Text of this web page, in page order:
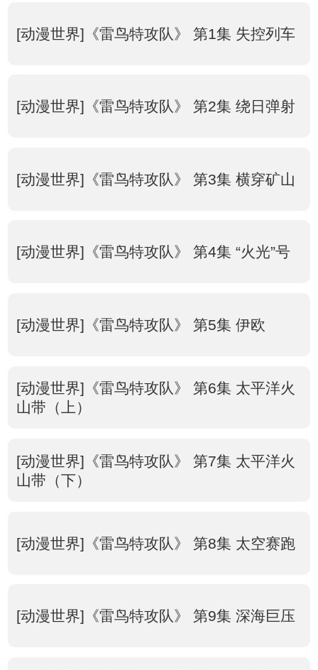
[动漫世界]《雷鸟特攻队》 第1集 失控列车
[动漫世界]《雷鸟特攻队》 第2集 绕日弹射
[动漫世界]《雷鸟特攻队》 第3集 横穿矿山
[动漫世界]《雷鸟特攻队》 第4集 “火光”号
[动漫世界]《雷鸟特攻队》 第5集 伊欧
[动漫世界]《雷鸟特攻队》 第6集 太平洋火
山带（上）
[动漫世界]《雷鸟特攻队》 第7集 太平洋火
山带（下）
[动漫世界]《雷鸟特攻队》 第8集 太空赛跑
[动漫世界]《雷鸟特攻队》 第9集 深海巨压